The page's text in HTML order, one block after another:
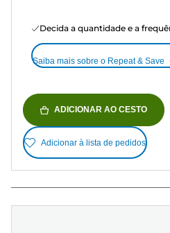
Decida a quantidade e a
Saiba mais sobre o Repeat & Save
ADICIONAR AO CESTO
Adicionar à lista de pedidos